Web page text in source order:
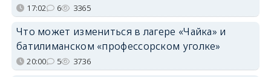
17:02 6 3365
Что может измениться в лагере «Чайка» и
батилиманском «профессорском уголке»
20:00 5 3736